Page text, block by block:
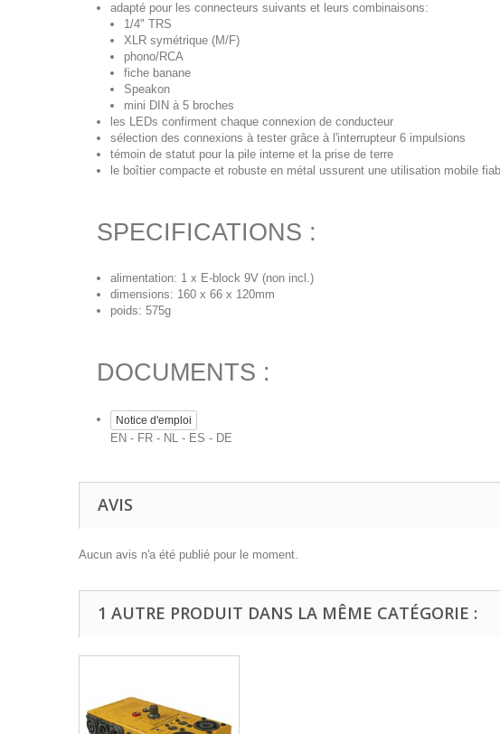
adapté pour les connecteurs suivants et leurs combinaisons:
1/4" TRS
XLR symétrique (M/F)
phono/RCA
fiche banane
Speakon
mini DIN à 5 broches
les LEDs confirment chaque connexion de conducteur
sélection des connexions à tester grâce à l'interrupteur 6 impulsions
témoin de statut pour la pile interne et la prise de terre
le boîtier compacte et robuste en métal ussurent une utilisation mobile
SPECIFICATIONS :
alimentation: 1 x E-block 9V (non incl.)
dimensions: 160 x 66 x 120mm
poids: 575g
DOCUMENTS :
Notice d'emploi
EN - FR - NL - ES - DE
AVIS
Aucun avis n'a été publié pour le moment.
1 AUTRE PRODUIT DANS LA MÊME CATÉGORIE :